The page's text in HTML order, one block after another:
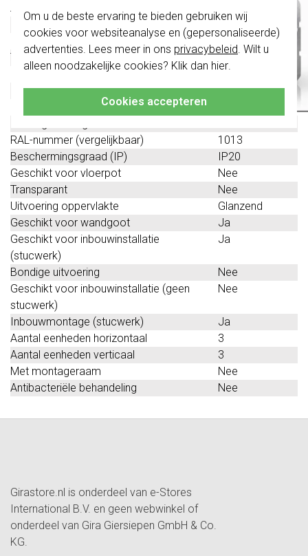
Om u de beste ervaring te bieden gebruiken wij
cookies voor websiteanalyse en (gepersonaliseerde)
advertenties. Lees meer in ons privacybeleid. Wilt u
alleen noodzakelijke cookies? Klik dan hier.
Cookies accepteren
Aantal eenheden
Met klapdeksel
Nee
Oppervlaktebescherming
Overig
Tekstveld/beschrijvingsvlak
Ja
Materiaalkwaliteit
Thermoplast
Materiaal
Kunststof
RAL-nummer (vergelijkbaar)
1013
Beschermingsgraad (IP)
IP20
Geschikt voor vloerpot
Nee
Transparant
Nee
Uitvoering oppervlakte
Glanzend
Geschikt voor wandgoot
Ja
Geschikt voor inbouwinstallatie
(stucwerk)
Ja
Bondige uitvoering
Nee
Geschikt voor inbouwinstallatie (geen
stucwerk)
Nee
Inbouwmontage (stucwerk)
Ja
Aantal eenheden horizontaal
3
Aantal eenheden verticaal
3
Met montageraam
Nee
Antibacteriële behandeling
Nee
Girastore.nl is onderdeel van e-Stores
International B.V. en geen webwinkel of
onderdeel van Gira Giersiepen GmbH & Co.
KG.
schakelwippen zijn vernieuwd. Ze zijn
niette combineren met de schakelaars
van vóór augustus 2024.
Klik hiervoor meer informatie, zodat je